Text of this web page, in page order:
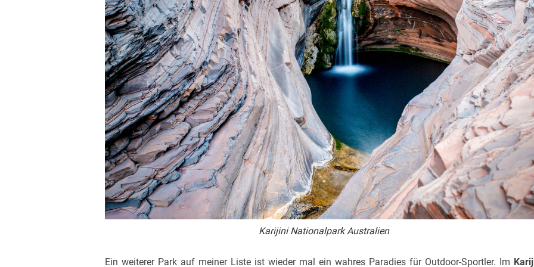
Karijini Nationalpark Australien
Ein weiterer Park auf meiner Liste ist wieder mal ein wahres Paradies für Outdoor-Sportler. Im